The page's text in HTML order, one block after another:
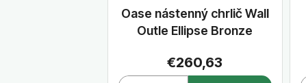
Oase nástenný chrlič Wall
Outle Ellipse Bronze
€260,63